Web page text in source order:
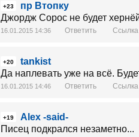
+23
пр Втопку
Джордж Сорос не будет
16.01.2015 14:36 Ответить Ссылка
+20
tankist
Да наплевать уже на всё.
16.01.2015 14:46 Ответить Ссылка
+19
Alex -said-
Писец подкрался незаметно...